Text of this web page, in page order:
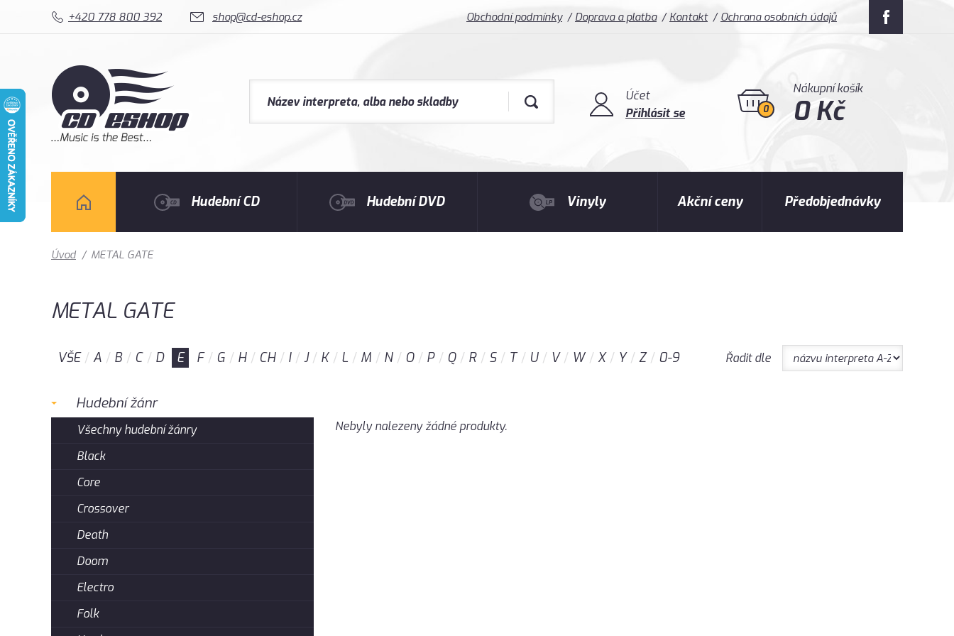
+420 778 800 392 shop@cd-eshop.cz Obchodní podmínky Doprava a platba Kontakt Ochrana osobních údajů
Účet
Přihlásit se
0
Nákupní košík
0 Kč
Hudební CD Hudební DVD Vinyly Akční ceny Předobjednávky
Úvod / METAL GATE
METAL GATE
VŠE A B C D E F G H CH I J K L M N O P Q R S T U V W X Y Z 0-9 Řadit dle
Hudební žánr
Všechny hudební žánry
Black
Core
Crossover
Death
Doom
Electro
Folk
Nebyly nalezeny žádné produkty.